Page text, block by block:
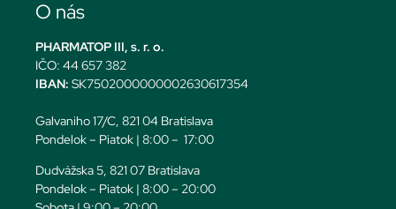
O nás
PHARMATOP III, s. r. o.
IČO: 44 657 382
IBAN: SK7502000000002630617354
Galvaniho 17/C, 821 04 Bratislava
Pondelok – Piatok | 8:00 – 17:00
Dudvážska 5, 821 07 Bratislava
Pondelok – Piatok | 8:00 – 20:00